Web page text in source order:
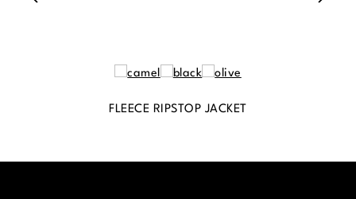
FLEECE RIPSTOP JACKET